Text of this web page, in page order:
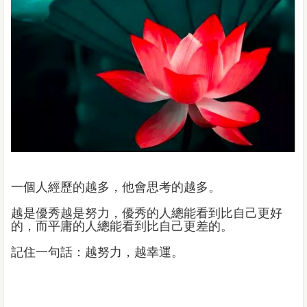
一個人經歷的越多，他會思考的越多。
越是優秀越是努力，優秀的人總能看到比自己更好
的，而平庸的人總能看到比自己更差的。
記住一句話：越努力，越幸運。